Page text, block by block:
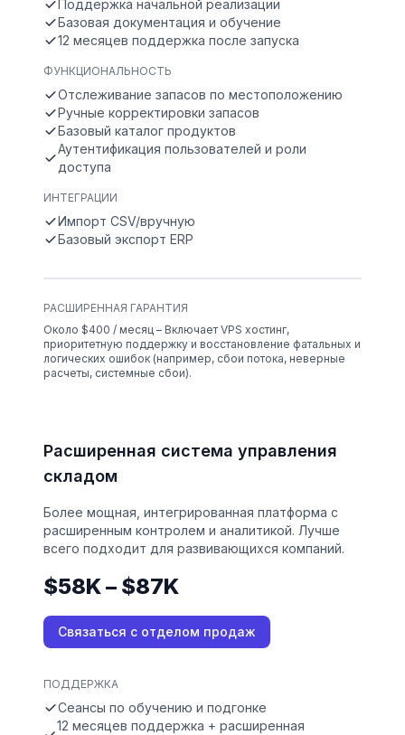
Поддержка начальной реализации
Базовая документация и обучение
12 месяцев поддержка после запуска
ФУНКЦИОНАЛЬНОСТЬ
Отслеживание запасов по местоположению
Ручные корректировки запасов
Базовый каталог продуктов
Аутентификация пользователей и роли
доступа
ИНТЕГРАЦИИ
Импорт CSV/вручную
Базовый экспорт ERP
РАСШИРЕННАЯ ГАРАНТИЯ
Около $400 / месяц – Включает VPS хостинг,
приоритетную поддержку и восстановление фатальных и
логических ошибок (например, сбои потока, неверные
расчеты, системные сбои).
Расширенная система управления
складом
Более мощная, интегрированная платформа с
расширенным контролем и аналитикой. Лучше
всего подходит для развивающихся компаний.
$58K – $87K
Связаться с отделом продаж
ПОДДЕРЖКА
Сеансы по обучению и подгонке
12 месяцев поддержка + расширенная